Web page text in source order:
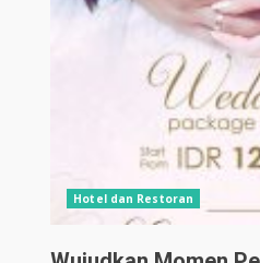
Hotel dan Restoran